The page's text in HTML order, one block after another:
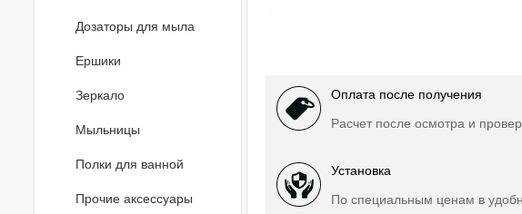
Дозаторы для мыла
Ершики
Зеркало
Мыльницы
Полки для ванной
Прочие аксессуары
Оплата после получения
Расчет после осмотра и
Установка
По специальным ценам в